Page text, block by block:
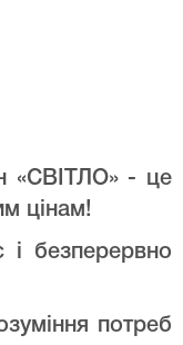
«СВІТЛО» - це
цінам!
безперервно
потреб